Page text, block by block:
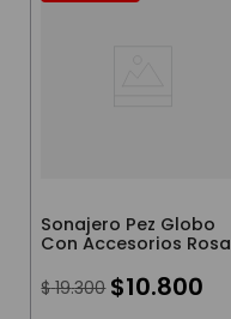
Sonajero Pez Globo
Con Accesorios Rosa
$ 19.300 $10.800